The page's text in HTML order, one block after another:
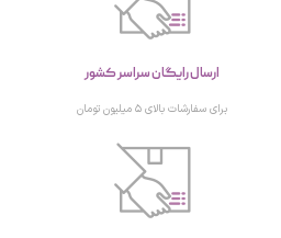
ارسال رایگان سراسر کشور
برای سفارشات بالای ۵ میلیون تومان